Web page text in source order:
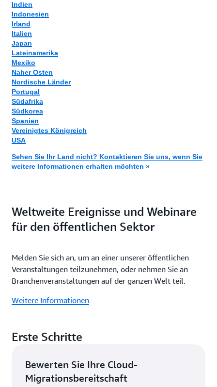
Indien
Indonesien
Irland
Italien
Japan
Lateinamerika
Mexiko
Naher Osten
Nordische Länder
Portugal
Südafrika
Südkorea
Spanien
Vereinigtes Königreich
USA
Sehen Sie Ihr Land nicht? Kontaktieren Sie uns, wenn Sie
weitere Informationen erhalten möchten »
Weltweite Ereignisse und Webinare
für den öffentlichen Sektor
Melden Sie sich an, um an einer unserer öffentlichen
Veranstaltungen teilzunehmen, oder nehmen Sie an
Branchenveranstaltungen auf der ganzen Welt teil.
Weitere Informationen
Erste Schritte
Bewerten Sie Ihre Cloud-
Migrationsbereitschaft